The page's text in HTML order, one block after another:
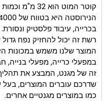
קוטר המוט הוא
רשת זה יכול להחזיק נפח
המוצר שלנו משמש במכונות
במפעלי כרייה, מפעלי בנייה,
זה של מגנט, המבצע את תהליך
שדרכם עוברים המוצרים, בעל
כמו במוצרים מגנטיים אחרים.